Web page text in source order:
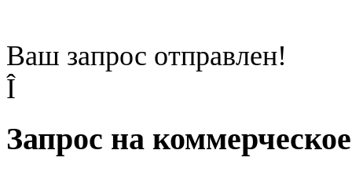
Ваш запрос отправлен!
Î
Запрос на